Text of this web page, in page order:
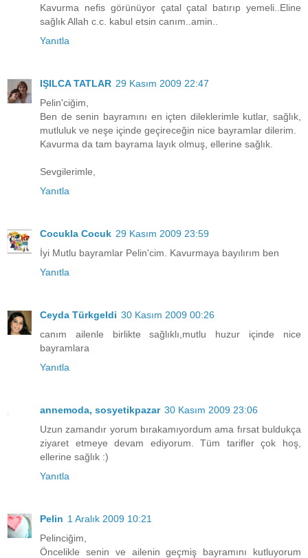
Kavurma nefis görünüyor çatal çatal batırıp yemeli..Eline
sağlık Allah c.c. kabul etsin canım..amin..
Yanıtla
IŞILCA TATLAR 29 Kasım 2009 22:47
Pelin'ciğim,
Ben de senin bayramını en içten dileklerimle kutlar, sağlık,
mutluluk ve neşe içinde geçireceğin nice bayramlar dilerim.
Kavurma da tam bayrama layık olmuş, ellerine sağlık.
Sevgilerimle,
Yanıtla
Cocukla Cocuk 29 Kasım 2009 23:59
İyi Mutlu bayramlar Pelin'cim. Kavurmaya bayılırım ben
Yanıtla
Ceyda Türkgeldi 30 Kasım 2009 00:26
canım ailenle birlikte sağlıklı,mutlu huzur içinde nice
bayramlara
Yanıtla
annemoda, sosyetikpazar 30 Kasım 2009 23:06
Uzun zamandır yorum bırakamıyordum ama fırsat buldukça
ziyaret etmeye devam ediyorum. Tüm tarifler çok hoş,
ellerine sağlık :)
Yanıtla
Pelin 1 Aralık 2009 10:21
Pelinciğim,
Öncelikle senin ve ailenin geçmiş bayramını kutluyorum